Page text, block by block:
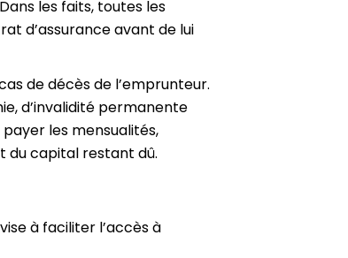
les faits, toutes les
d’assurance avant de lui
de décès de l’emprunteur.
d’invalidité permanente
les mensualités,
capital restant dû.
à faciliter l’accès à